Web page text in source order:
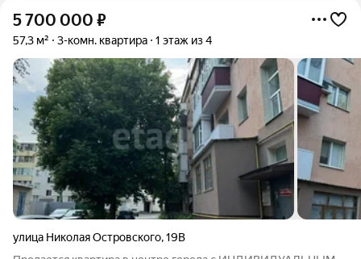
5 700 000 ₽
57,3 м² 3-комн. квартира 1 этаж из 4
улица Николая Островского,19В